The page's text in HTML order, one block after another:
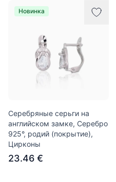
Новинка
Серебряные серьги на
английском замке, Серебро
925°, родий (покрытие),
Цирконы
23.46 €